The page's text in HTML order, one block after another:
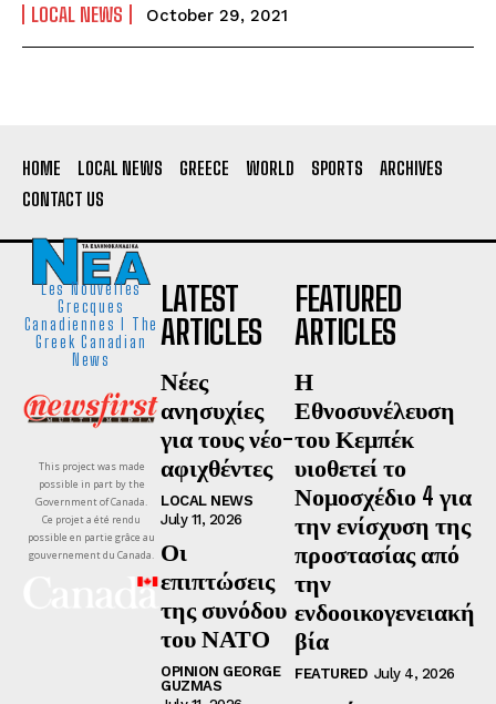
LOCAL NEWS October 29, 2021
HOME LOCAL NEWS GREECE WORLD SPORTS
ARCHIVES
CONTACT US
Les Nouvelles
Grecques
Canadiennes I The
Greek Canadian
News
This project was made
possible in part by the
Government of Canada.
Ce projet a été rendu
possible en partie grâce au
gouvernement du Canada.
LATEST
ARTICLES
Νέες
ανησυχίες
για τους νέο-
αφιχθέντες
LOCAL NEWS
July 11, 2026
Οι
επιπτώσεις
της συνόδου
του ΝΑΤΟ
OPINION GEORGE
GUZMAS
FEATURED
ARTICLES
Η
Εθνοσυνέλευση
του Κεμπέκ
υιοθετεί το
Νομοσχέδιο 4 για
την ενίσχυση της
προστασίας από
την
ενδοοικογενειακή
βία
FEATURED July 4, 2026